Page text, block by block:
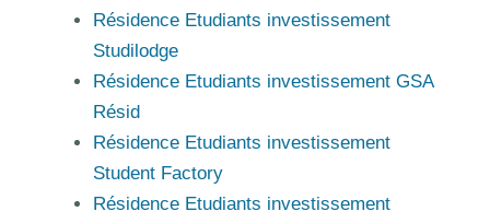
Résidence Etudiants investissement
Studilodge
Résidence Etudiants investissement GSA
Résid
Résidence Etudiants investissement
Student Factory
Résidence Etudiants investissement